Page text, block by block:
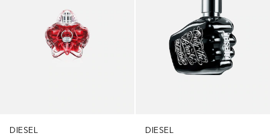
DIESEL
DIESEL